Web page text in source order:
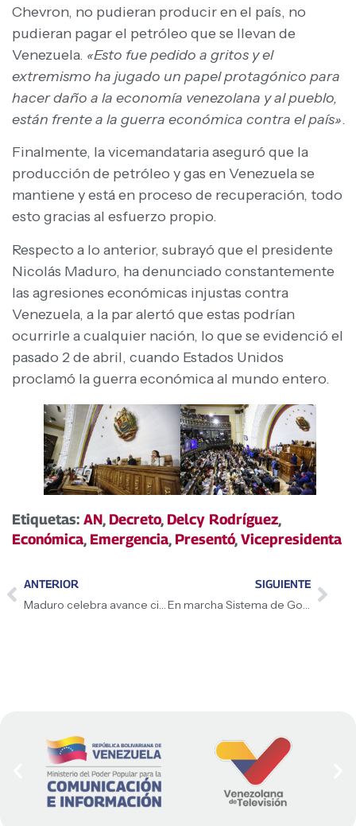
Chevron, no pudieran producir en el país, no
pudieran pagar el petróleo que se llevan de
Venezuela. «Esto fue pedido a gritos y el
extremismo ha jugado un papel protagónico para
hacer daño a la economía venezolana y al pueblo,
están frente a la guerra económica contra el país».
Finalmente, la vicemandataria aseguró que la
producción de petróleo y gas en Venezuela se
mantiene y está en proceso de recuperación, todo
esto gracias al esfuerzo propio.
Respecto a lo anterior, subrayó que el presidente
Nicolás Maduro, ha denunciado constantemente
las agresiones económicas injustas contra
Venezuela, a la par alertó que estas podrían
ocurrirle a cualquier nación, lo que se evidenció el
pasado 2 de abril, cuando Estados Unidos
proclamó la guerra económica al mundo entero.
Etiquetas: AN, Decreto, Delcy Rodríguez,
Económica, Emergencia, Presentó,Vicepresidenta
ANTERIOR
Maduro celebra avance científico y tecnológico
SIGUIENTE
En marcha Sistema de Gobierno Comunal y Popular